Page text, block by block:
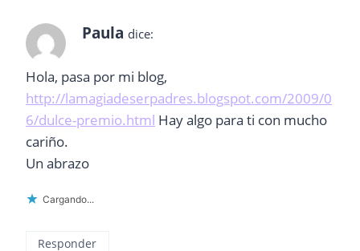
Paula dice:
Hola, pasa por mi blog,
http://lamagiadeserpadres.blogspot.com/2009/0
6/dulce-premio.html Hay algo para ti con mucho
cariño.
Un abrazo
Cargando...
Responder